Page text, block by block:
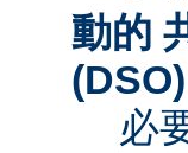
動的
(DSO)
必